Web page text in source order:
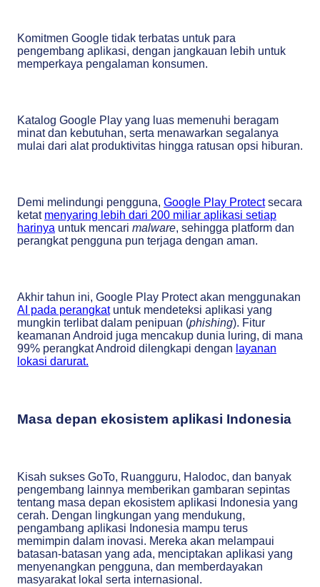
Komitmen Google tidak terbatas untuk para
pengembang aplikasi, dengan jangkauan lebih untuk
memperkaya pengalaman konsumen.
Katalog Google Play yang luas memenuhi beragam
minat dan kebutuhan, serta menawarkan segalanya
mulai dari alat produktivitas hingga ratusan opsi hiburan.
Demi melindungi pengguna, Google Play Protectsecara
ketat menyaring lebih dari 200 miliar aplikasi setiap
harinya untuk mencari malware, sehingga platform dan
perangkat pengguna pun terjaga dengan aman.
Akhir tahun ini, Google Play Protect akan menggunakan
AI pada perangkatuntuk mendeteksi aplikasi yang
mungkin terlibat dalam penipuan (phishing). Fitur
keamanan Android juga mencakup dunia luring, di mana
99% perangkat Android dilengkapi dengan layanan
lokasi darurat.
Masa depan ekosistem aplikasi Indonesia
Kisah sukses GoTo, Ruangguru, Halodoc, dan banyak
pengembang lainnya memberikan gambaran sepintas
tentang masa depan ekosistem aplikasi Indonesia yang
cerah. Dengan lingkungan yang mendukung,
pengambang aplikasi Indonesia mampu terus
memimpin dalam inovasi. Mereka akan melampaui
batasan-batasan yang ada, menciptakan aplikasi yang
menyenangkan pengguna, dan memberdayakan
masyarakat lokal serta internasional.